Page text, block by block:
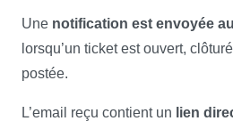
Une notification est envoyée
lorsqu’un ticket est ouvert,
postée.
L’email reçu contient un lien